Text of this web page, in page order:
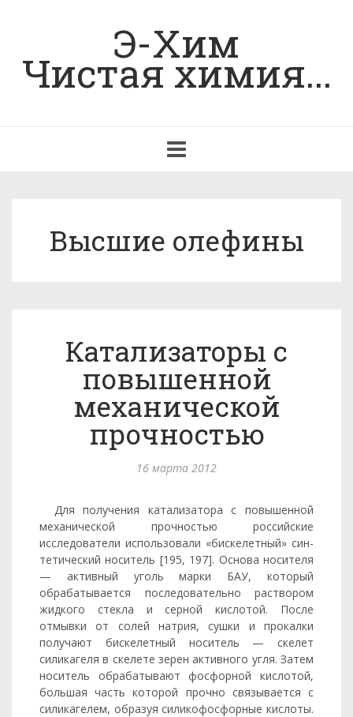
Э-Хим
Чистая химия...
navigation
Высшие олефины
Катализаторы с
повышенной
механической
прочностью
16 марта 2012
Для получения катализатора с повышенной
механической проч­ностью российские
исследователи использовали «бискелетный» син­
тетический носитель [195, 197]. Основа носителя
— активный уголь марки БАУ, который
обрабатывается последовательно раствором
жидкого стекла и серной кислотой. После
отмывки от солей нат­рия, сушки и прокалки
получают бискелетный носитель — скелет
силикагеля в скелете зерен активного угля. Затем
носитель обра­батывают фосфорной кислотой,
большая часть которой прочно связывается с
силикагелем, образуя силикофосфорные кислоты.